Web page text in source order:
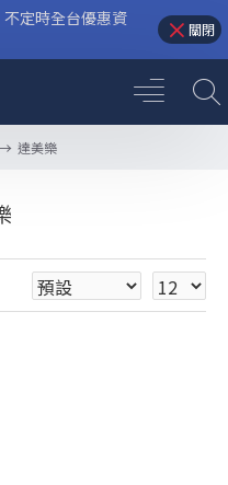
定時全台優惠資
關閉
達美樂